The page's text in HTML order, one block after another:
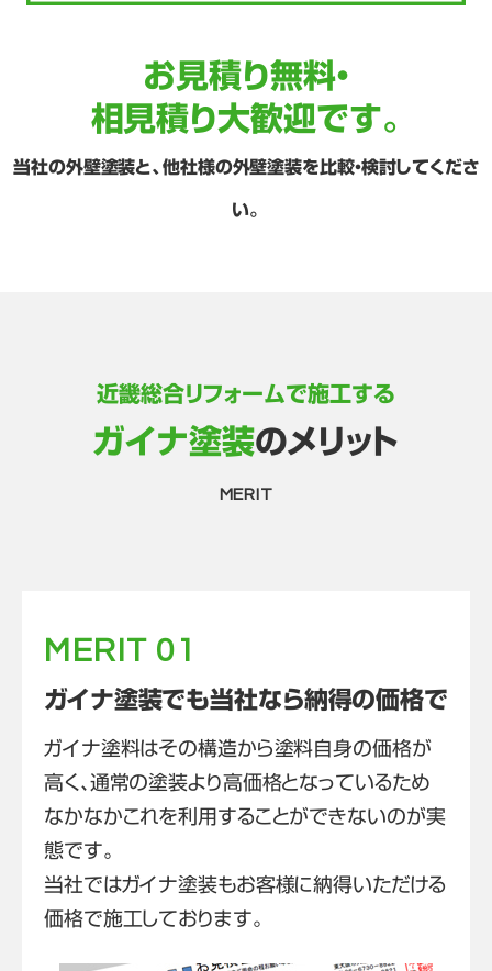
お見積り無料・
相見積り大歓迎です。
当社の外壁塗装と、他社様の外壁塗装を比較・検討してくださ
い。
近畿総合リフォームで施工する
ガイナ塗装のメリット
MERIT
MERIT 01
ガイナ塗装でも当社なら納得の価格で
ガイナ塗料はその構造から塗料自身の価格が
高く、通常の塗装より高価格となっているため
なかなかこれを利用することができないのが実
態です。
当社ではガイナ塗装もお客様に納得いただける
価格で施工しております。